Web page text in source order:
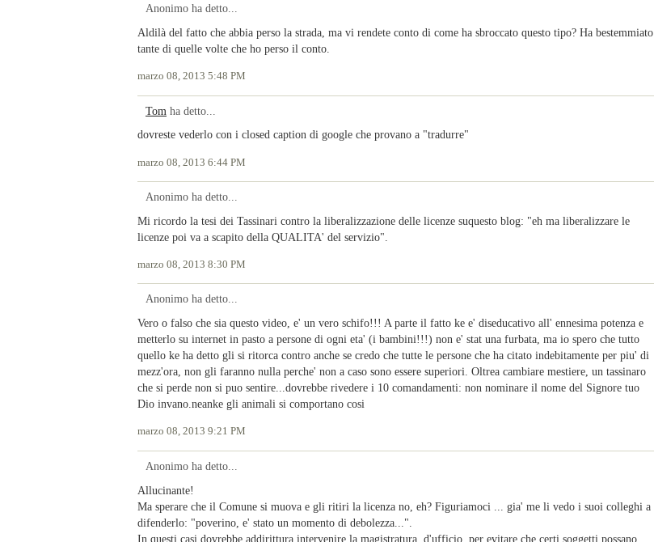
Anonimo ha detto...
Aldilà del fatto che abbia perso la strada, ma vi rendete conto di come ha sbroccato questo tipo? Ha bestemmiato
tante di quelle volte che ho perso il conto.
marzo 08, 2013 5:48 PM
Tom ha detto...
dovreste vederlo con i closed caption di google che provano a "tradurre"
marzo 08, 2013 6:44 PM
Anonimo ha detto...
Mi ricordo la tesi dei Tassinari contro la liberalizzazione delle licenze suquesto blog: "eh ma liberalizzare le
licenze poi va a scapito della QUALITA' del servizio".
marzo 08, 2013 8:30 PM
Anonimo ha detto...
Vero o falso che sia questo video, e' un vero schifo!!! A parte il fatto ke e' diseducativo all' ennesima potenza e
metterlo su internet in pasto a persone di ogni eta' (i bambini!!!) non e' stat una furbata, ma io spero che tutto
quello ke ha detto gli si ritorca contro anche se credo che tutte le persone che ha citato indebitamente per piu' di
mezz'ora, non gli faranno nulla perche' non a caso sono essere superiori. Oltrea cambiare mestiere, un tassinaro
che si perde non si puo sentire...dovrebbe rivedere i 10 comandamenti: non nominare il nome del Signore tuo
Dio invano.neanke gli animali si comportano cosi
marzo 08, 2013 9:21 PM
Anonimo ha detto...
Allucinante!
Ma sperare che il Comune si muova e gli ritiri la licenza no, eh? Figuriamoci ... gia' me li vedo i suoi colleghi a
difenderlo: "poverino, e' stato un momento di debolezza...".
In questi casi dovrebbe addirittura intervenire la magistratura, d'ufficio, per evitare che certi soggetti possano